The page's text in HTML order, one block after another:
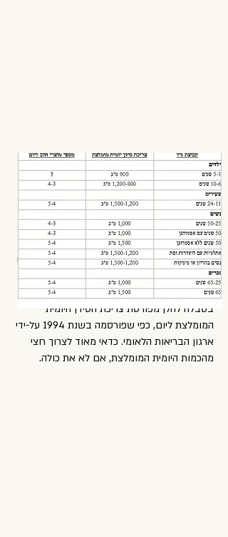
מהי הכמות המספקת?
מתעמלים שומרי-משקל יכולים לקבל את מינימום
של 3 יחידות של מוצרי חלב דלי-שומן המומלצים
ליום, "במחיר" של 300 קלוריות.
בטבלה להלן מפורטת צריכת הסידן היומית
המומלצת ליום, כפי שפורסמה בשנת 1994 על-ידי
ארגון הבריאות הלאומי. כדאי מאוד לצרוך חצי
מהכמות היומית המומלצת, אם לא את כולה.